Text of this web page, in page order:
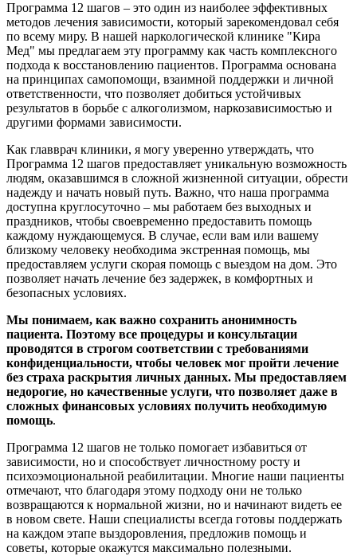
Программа 12 шагов – это один из наиболее эффективных
методов лечения зависимости, который зарекомендовал себя
по всему миру. В нашей наркологической клинике "Кира
Мед" мы предлагаем эту программу как часть комплексного
подхода к восстановлению пациентов. Программа основана
на принципах самопомощи, взаимной поддержки и личной
ответственности, что позволяет добиться устойчивых
результатов в борьбе с алкоголизмом, наркозависимостью и
другими формами зависимости.
Как главврач клиники, я могу уверенно утверждать, что
Программа 12 шагов предоставляет уникальную возможность
людям, оказавшимся в сложной жизненной ситуации, обрести
надежду и начать новый путь. Важно, что наша программа
доступна круглосуточно – мы работаем без выходных и
праздников, чтобы своевременно предоставить помощь
каждому нуждающемуся. В случае, если вам или вашему
близкому человеку необходима экстренная помощь, мы
предоставляем услуги скорая помощь с выездом на дом. Это
позволяет начать лечение без задержек, в комфортных и
безопасных условиях.
Мы понимаем, как важно сохранить анонимность
пациента. Поэтому все процедуры и консультации
проводятся в строгом соответствии с требованиями
конфиденциальности, чтобы человек мог пройти лечение
без страха раскрытия личных данных. Мы предоставляем
недорогие, но качественные услуги, что позволяет даже в
сложных финансовых условиях получить необходимую
помощь.
Программа 12 шагов не только помогает избавиться от
зависимости, но и способствует личностному росту и
психоэмоциональной реабилитации. Многие наши пациенты
отмечают, что благодаря этому подходу они не только
возвращаются к нормальной жизни, но и начинают видеть ее
в новом свете. Наши специалисты всегда готовы поддержать
на каждом этапе выздоровления, предложив помощь и
советы, которые окажутся максимально полезными.